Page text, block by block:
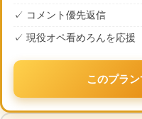
✓ コメント優先返信
✓ 現役オペ看めろんを応援
このプラ